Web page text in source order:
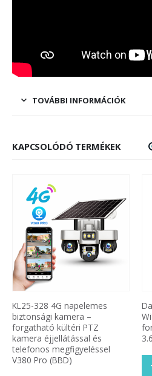
TOVÁBBI INFORMÁCIÓK
KAPCSOLÓDÓ TERMÉKEK
KL25-328 4G napelemes
biztonsági kamera –
forgatható kültéri PTZ
kamera éjjellátással és
telefonos megfigyeléssel
V380 Pro (BBD)